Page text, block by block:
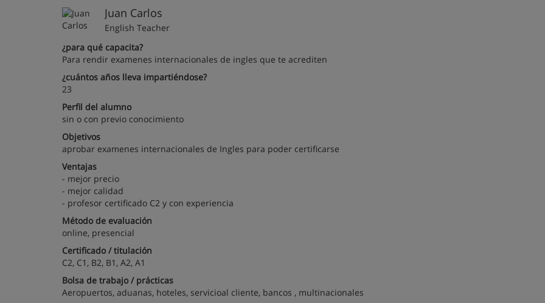
Juan Carlos
English Teacher
¿para qué capacita?
Para rendir examenes internacionales de ingles que te acrediten
¿cuántos años lleva impartiéndose?
23
Perfil del alumno
sin o con previo conocimiento
Objetivos
aprobar examenes internacionales de Ingles para poder certificarse
Ventajas
- mejor precio
- mejor calidad
- profesor certificado C2 y con experiencia
Método de evaluación
online, presencial
Certificado / titulación
C2, C1, B2, B1, A2, A1
Bolsa de trabajo / prácticas
Aeropuertos, aduanas, hoteles, servicioal cliente, bancos , multinacionales